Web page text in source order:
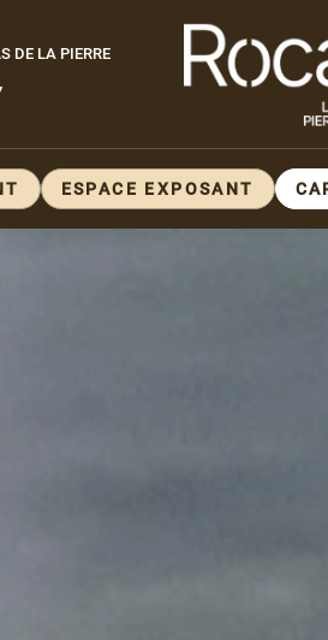
DE LA PIERRE
Paragraphes
ESPACE EXPOSANT